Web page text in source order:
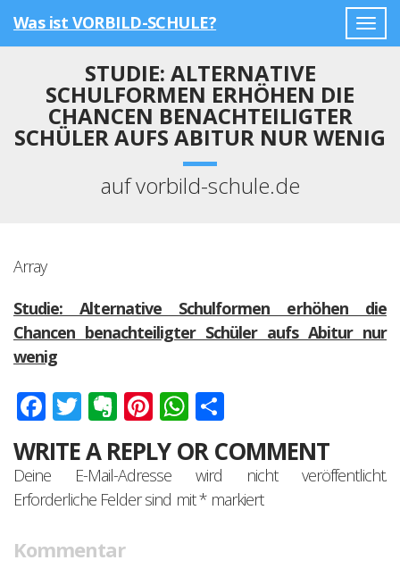
Was ist VORBILD-SCHULE?
STUDIE: ALTERNATIVE
SCHULFORMEN ERHÖHEN DIE
CHANCEN BENACHTEILIGTER
SCHÜLER AUFS ABITUR NUR WENIG
auf vorbild-schule.de
Array
Studie: Alternative Schulformen erhöhen die
Chancen benachteiligter Schüler aufs Abitur nur
wenig
Facebook
Twitter
Evernote
Pinterest
WhatsApp
WRITE A REPLY OR COMMENT
Deine E-Mail-Adresse wird nicht veröffentlicht.
Erforderliche Felder sind mit*markiert
Kommentar